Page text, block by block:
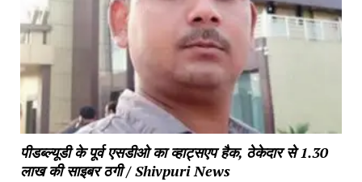
पीडब्ल्यूडी के पूर्व एसडीओ का व्हाट्सएप हैक, ठेकेदार से 1.30
लाख की साइबर ठगी / Shivpuri News